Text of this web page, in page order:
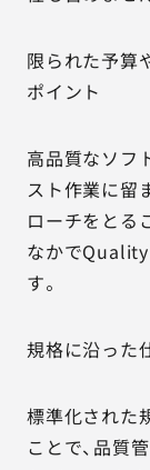
限られた予算
ポイント
高品質なソフ
スト作業に留
ローチをとる
なかで
す。
規格に沿った
標準化された
ことで、品質